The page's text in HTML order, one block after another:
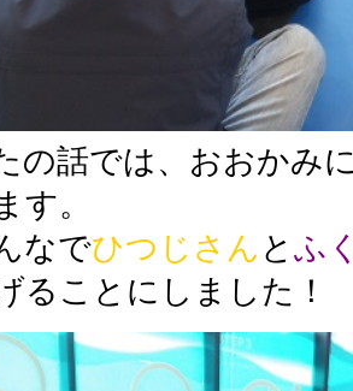
の話では、おおかみ
す。
なでひつじさん と ふ
ることにしました！